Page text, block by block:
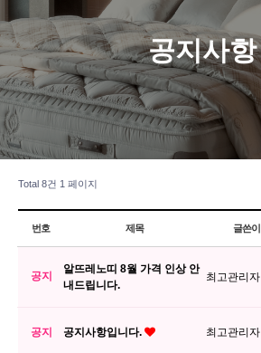
아
프
미
엄
매
트
리
스
공지사항
Total 8건 1 페이지
번호 제목 글쓴이
공지
알뜨레노띠 8월 가격 인상 안
내드립니다.
최고관리자
공지 공지사항입니다. 최고관리자